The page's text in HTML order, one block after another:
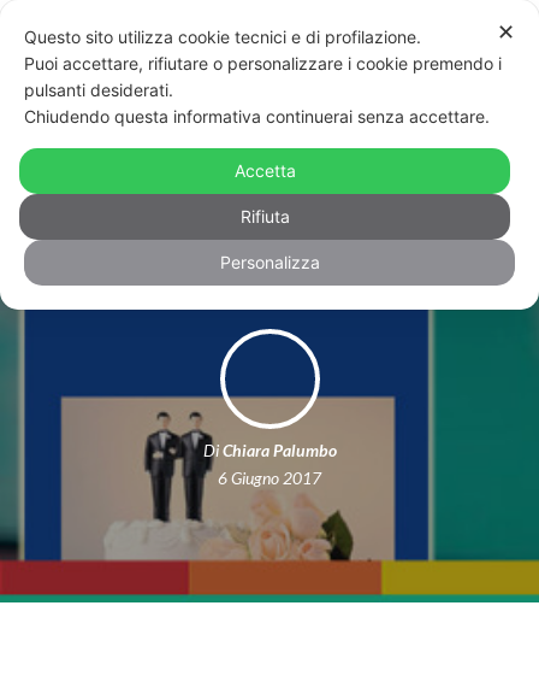
“Ho molti amici gay”: omofobia e
politica, nel libro di Filippo Maria
Battaglia
DiChiara Palumbo
6 Giugno 2017
✕
Questo sito utilizza cookie tecnici e di profilazione.
Puoi accettare, rifiutare o personalizzare i cookie premendo i
pulsanti desiderati.
Chiudendo questa informativa continuerai senza accettare.
Accetta
Rifiuta
Personalizza